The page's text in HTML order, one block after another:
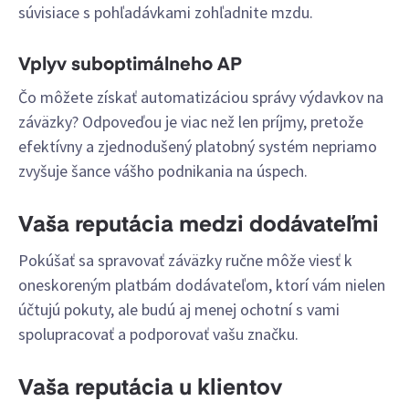
súvisiace s pohľadávkami zohľadnite mzdu.
Vplyv suboptimálneho AP
Čo môžete získať automatizáciou správy výdavkov na
záväzky? Odpoveďou je viac než len príjmy, pretože
efektívny a zjednodušený platobný systém nepriamo
zvyšuje šance vášho podnikania na úspech.
Vaša reputácia medzi dodávateľmi
Pokúšať sa spravovať záväzky ručne môže viesť k
oneskoreným platbám dodávateľom, ktorí vám nielen
účtujú pokuty, ale budú aj menej ochotní s vami
spolupracovať a podporovať vašu značku.
Vaša reputácia u klientov